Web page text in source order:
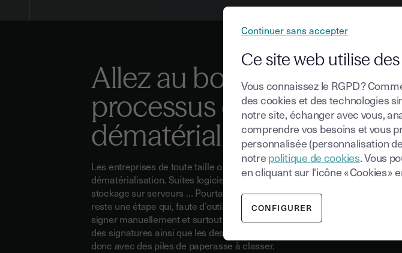
Allez au bout de vos
processus de
dématérialisation
Les entreprises de toute taille ont déjà franchi le pas de la
dématérialisation. Suites logicielles, fichiers et échanges électroniques,
stockage sur serveurs … Pourtant la signature des documents et contrats
reste une étape qui, faute d’outils dédié, nécessitait encore d'imprimer, de
signer manuellement et surtout d'archiver les contrats signés. Les auteurs
des signatures ainsi que les destinataires des contrats se retrouvaient
donc avec des piles de paperasse à classer.
Continuer sans accepter
Ce site web utilise
Vous connaissez le RGPD ?
des cookies et des technologies
notre site, échanger avec vous,
comprendre vos besoins et vous
personnalisée (personnalisation
notrepolitique de cookies. Vous
en cliquant sur l'icône « Cookies »
CONFIGURER